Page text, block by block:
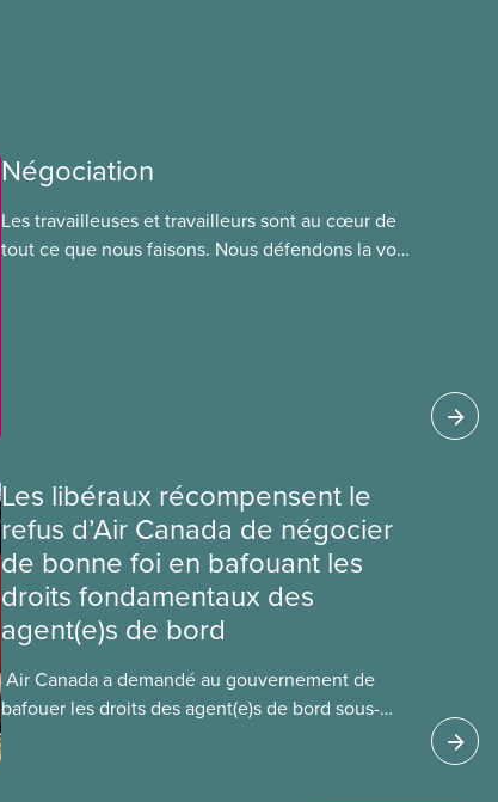
Négociation
Les travailleuses et travailleurs sont au cœur de
tout ce que nous faisons. Nous défendons la voix
Les libéraux récompensent le
refus d’Air Canada de négocier
de bonne foi en bafouant les
droits fondamentaux des
agent(e)s de bord
​ Air Canada a demandé au gouvernement de
bafouer les droits des agent(e)s de bord sous-